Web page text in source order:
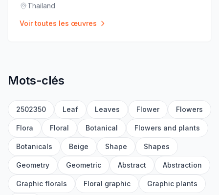
Lieu :
Thailand
Voir toutes les œuvres
Mots-clés
2502350 Leaf Leaves Flower Flowers
Flora Floral Botanical Flowers and plants
Botanicals Beige Shape Shapes
Geometry Geometric Abstract Abstraction
Graphic florals Floral graphic Graphic plants